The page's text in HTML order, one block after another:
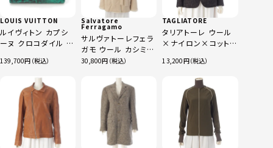
LOUIS VUITTON
ルイヴィトン カプシ
ーヌ クロコダイル コ
つ折り財布 ロゴ グリ
139,700
Salvatore
Ferragamo
サルヴァトーレフェラ
ガモ ウール カシミヤ
ガンチーニ ロング ノ
ボリー 46
30,800
TAGLIATORE
タリアトーレ ウール
×ナイロン×コットン
ブラック系 44
13,200